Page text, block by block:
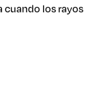
cuando los rayos